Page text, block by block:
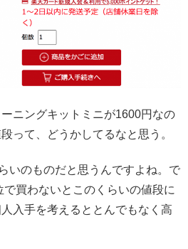
ニングキットミニが1600円なの
って、どうかしてるなと思う。
いのものだと思うんですよね。で
買わないとこのくらいの値段に
入手を考えるととんでもなく高